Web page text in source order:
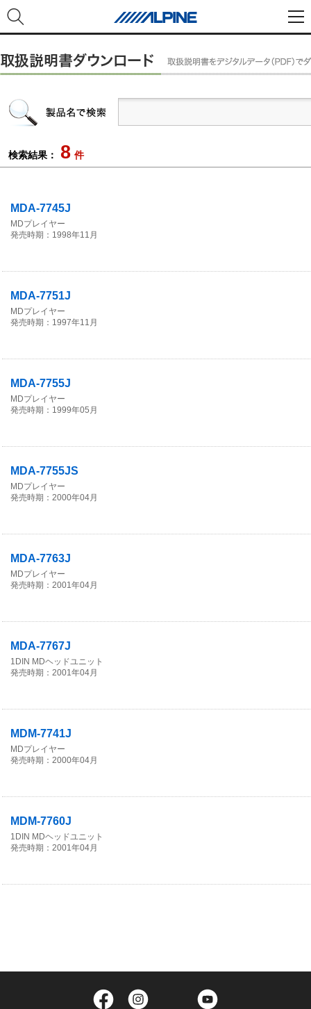
検索結果： 8 件
MDA-7745J
MDプレイヤー
発売時期：1998年11月
MDA-7751J
MDプレイヤー
発売時期：1997年11月
MDA-7755J
MDプレイヤー
発売時期：1999年05月
MDA-7755JS
MDプレイヤー
発売時期：2000年04月
MDA-7763J
MDプレイヤー
発売時期：2001年04月
MDA-7767J
1DIN MDヘッドユニット
発売時期：2001年04月
MDM-7741J
MDプレイヤー
発売時期：2000年04月
MDM-7760J
1DIN MDヘッドユニット
発売時期：2001年04月
Facebook Twitter